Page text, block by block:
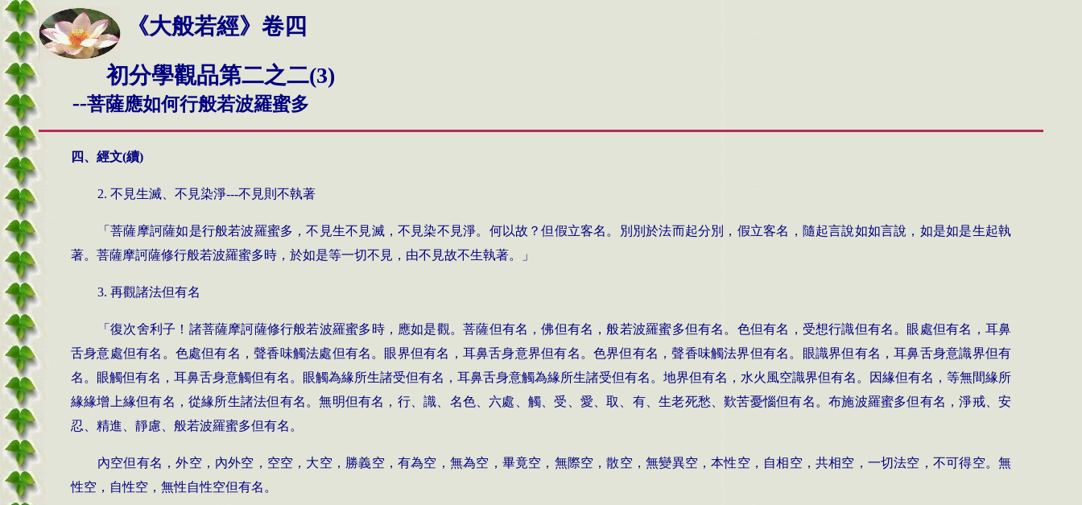
《大般若經》卷四
初分學觀品第二之二(3)
--菩薩應如何行般若波羅蜜多
四、經文(續)
2. 不見生滅、不見染淨---不見則不執著
「菩薩摩訶薩如是行般若波羅蜜多，不見生不見滅，不見染不見淨。何以故？但假立客名。別別於法而起分別，假立客名，隨起言說如如言說，如是如是生起執
著。菩薩摩訶薩修行般若波羅蜜多時，於如是等一切不見，由不見故不生執著。」
3. 再觀諸法但有名
「復次舍利子！諸菩薩摩訶薩修行般若波羅蜜多時，應如是觀。菩薩但有名，佛但有名，般若波羅蜜多但有名。色但有名，受想行識但有名。眼處但有名，耳鼻
舌身意處但有名。色處但有名，聲香味觸法處但有名。眼界但有名，耳鼻舌身意界但有名。色界但有名，聲香味觸法界但有名。眼識界但有名，耳鼻舌身意識界但有
名。眼觸但有名，耳鼻舌身意觸但有名。眼觸為緣所生諸受但有名，耳鼻舌身意觸為緣所生諸受但有名。地界但有名，水火風空識界但有名。因緣但有名，等無間緣所
緣緣增上緣但有名，從緣所生諸法但有名。無明但有名，行、識、名色、六處、觸、受、愛、取、有、生老死愁、歎苦憂惱但有名。布施波羅蜜多但有名，淨戒、安
忍、精進、靜慮、般若波羅蜜多但有名。
內空但有名，外空，內外空，空空，大空，勝義空，有為空，無為空，畢竟空，無際空，散空，無變異空，本性空，自相空，共相空，一切法空，不可得空。無
性空，自性空，無性自性空但有名。